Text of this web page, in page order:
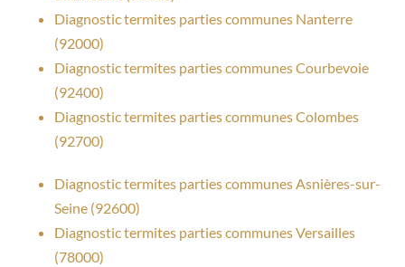
Diagnostic termites parties communes Nanterre
(92000)
Diagnostic termites parties communes Courbevoie
(92400)
Diagnostic termites parties communes Colombes
(92700)
Diagnostic termites parties communes Asnières-sur-
Seine (92600)
Diagnostic termites parties communes Versailles
(78000)